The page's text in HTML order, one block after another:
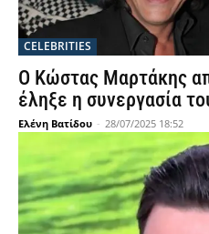
CELEBRITIES
Ο Κώστας Μαρτάκης
έληξε η συνεργασία
Ελένη Βατίδου - 28/07/2025 18:52